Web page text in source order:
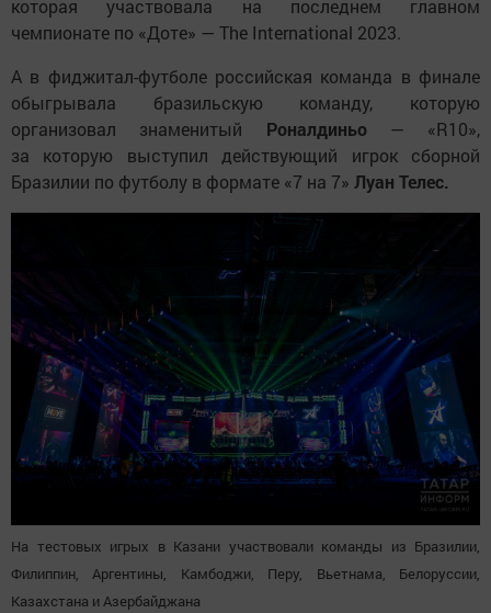
которая участвовала на последнем главном
чемпионате по «Доте» — The International 2023.
А в фиджитал-футболе российская команда в финале
обыгрывала бразильскую команду, которую
организовал знаменитый Роналдиньо— «R10»,
за которую выступил действующий игрок сборной
Бразилии по футболу в формате «7 на 7» Луан Телес.
На тестовых игрых в Казани участвовали команды из Бразилии,
Филиппин, Аргентины, Камбоджи, Перу, Вьетнама, Белоруссии,
Казахстана и Азербайджана